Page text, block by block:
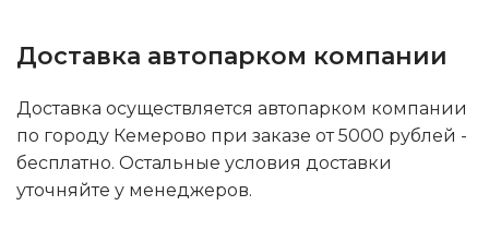
Доставка автопарком компании
Доставка осуществляется автопарком компании
по городу Кемерово при заказе от 5000 рублей -
бесплатно. Остальные условия доставки
уточняйте у менеджеров.